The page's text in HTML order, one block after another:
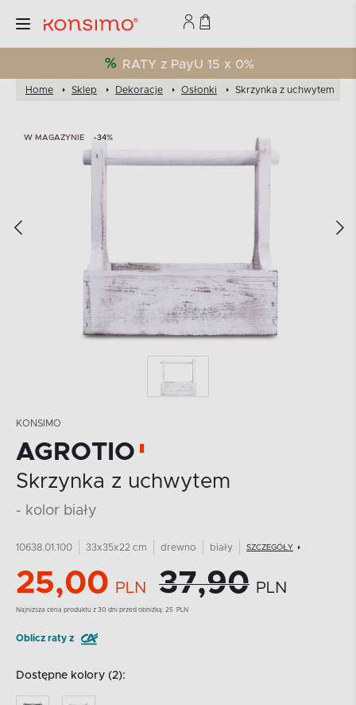
RATY z PayU 15 x 0%
Home Sklep Dekoracje Osłonki Skrzynka z uchwytem
W MAGAZYNIE -34%
KONSIMO
AGROTIO
Skrzynka z uchwytem
- kolor biały
10638.01.100 33x35x22 cm drewno biały SZCZEGÓŁY
25,00 PLN 37,90 PLN
Najnizsza cena produktu z 30 dni przed obniżką: 25 PLN
Oblicz raty z
Dostępne kolory (2):